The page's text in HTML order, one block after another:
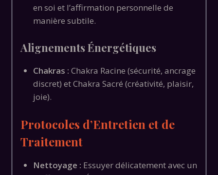
en soi et l’affirmation personnelle de
manière subtile.
Alignements Énergétiques
Chakras : Chakra Racine (sécurité, ancrage
discret) et Chakra Sacré (créativité, plaisir,
joie).
Protocoles d’Entretien et de
Traitement
Nettoyage : Essuyer délicatement avec un